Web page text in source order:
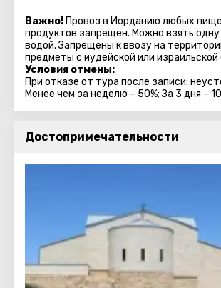
Важно! Провоз в Иорданию любых
продуктов запрещен. Можно взять
водой. Запрещены к ввозу на
предметы с иудейской или израильской
Условия отмены:
При отказе от тура после записи:
Менее чем за неделю – 50%; За 3 дня –
Достопримечательности